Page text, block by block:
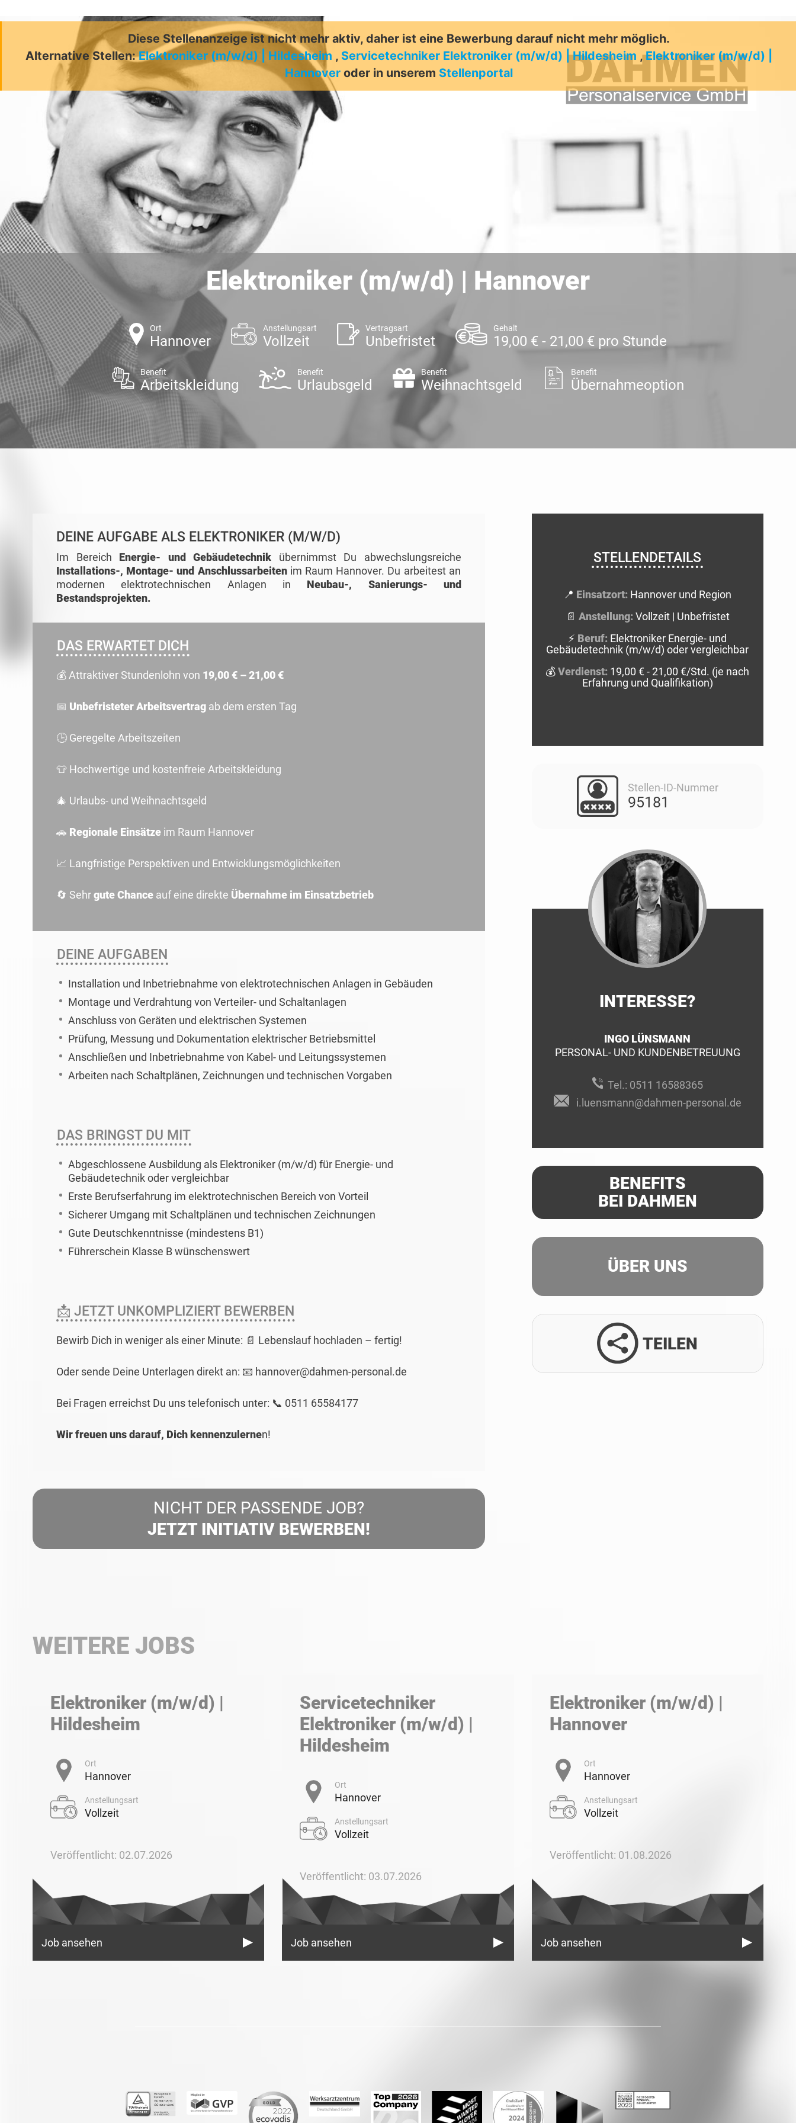
Diese Stellenanzeige ist nicht mehr aktiv, daher ist eine Bewerbung darauf nicht mehr möglich.
Alternative Stellen:Elektroniker (m/w/d) | Hildesheim , Servicetechniker Elektroniker (m/w/d) | Hildesheim ,Elektroniker (m/w/d) |
Hannover oder in unserem Stellenportal
Elektroniker (m/w/d) | Hannover
Ort
Hannover
Anstellungsart
Vollzeit
Vertragsart
Unbefristet
Gehalt
19,00 € - 21,00 € pro Stunde
Benefit
Arbeitskleidung
Benefit
Urlaubsgeld
Benefit
Weihnachtsgeld
Benefit
Übernahmeoption
DEINE AUFGABE ALS ELEKTRONIKER (M/W/D)
Im Bereich Energie- und Gebäudetechnik übernimmst Du abwechslungsreiche
Installations-, Montage- und Anschlussarbeitenim Raum Hannover. Du arbeitest an
modernen elektrotechnischen Anlagen in Neubau-, Sanierungs- und
Bestandsprojekten.
DAS ERWARTET DICH
💰 Attraktiver Stundenlohn von 19,00 € – 21,00 €
📅 Unbefristeter Arbeitsvertrag ab dem ersten Tag
🕒 Geregelte Arbeitszeiten
👕 Hochwertige und kostenfreie Arbeitskleidung
🎄 Urlaubs- und Weihnachtsgeld
🚗 Regionale Einsätze im Raum Hannover
📈 Langfristige Perspektiven und Entwicklungsmöglichkeiten
🔄 Sehrgute Chance auf eine direkte Übernahme im Einsatzbetrieb
DEINE AUFGABEN
Installation und Inbetriebnahme von elektrotechnischen Anlagen in Gebäuden
Montage und Verdrahtung von Verteiler- und Schaltanlagen
Anschluss von Geräten und elektrischen Systemen
Prüfung, Messung und Dokumentation elektrischer Betriebsmittel
Anschließen und Inbetriebnahme von Kabel- und Leitungssystemen
Arbeiten nach Schaltplänen, Zeichnungen und technischen Vorgaben
DAS BRINGST DU MIT
Abgeschlossene Ausbildung als Elektroniker (m/w/d) für Energie- und
Gebäudetechnik oder vergleichbar
Erste Berufserfahrung im elektrotechnischen Bereich von Vorteil
Sicherer Umgang mit Schaltplänen und technischen Zeichnungen
Gute Deutschkenntnisse (mindestens B1)
Führerschein Klasse B wünschenswert
📩 JETZT UNKOMPLIZIERT BEWERBEN
Bewirb Dich in weniger als einer Minute: 📄 Lebenslauf hochladen – fertig!
Oder sende Deine Unterlagen direkt an: 📧 hannover@dahmen-personal.de
Bei Fragen erreichst Du uns telefonisch unter: 📞 0511 65584177
Wir freuen uns darauf, Dich kennenzulernen!
NICHT DER PASSENDE JOB?
JETZT INITIATIV BEWERBEN!
STELLENDETAILS
📍 Einsatzort: Hannover und Region
📄 Anstellung:Vollzeit | Unbefristet
⚡ Beruf: Elektroniker Energie- und
Gebäudetechnik (m/w/d) oder vergleichbar
💰Verdienst: 19,00 € - 21,00 €/Std. (je nach
Erfahrung und Qualifikation)
Stellen-ID-Nummer
95181
INTERESSE?
INGO LÜNSMANN
PERSONAL- UND KUNDENBETREUUNG
Tel.: 0511 16588365
i.luensmann@dahmen-personal.de
BENEFITS
BEI DAHMEN
ÜBER UNS
TEILEN
WEITERE JOBS
Elektroniker (m/w/d) |
Hildesheim
Ort
Hannover
Anstellungsart
Vollzeit
Veröffentlicht: 02.07.2026
Job ansehen
Servicetechniker
Elektroniker (m/w/d) |
Hildesheim
Ort
Hannover
Anstellungsart
Vollzeit
Veröffentlicht: 03.07.2026
Job ansehen
Elektroniker (m/w/d) |
Hannover
Ort
Hannover
Anstellungsart
Vollzeit
Veröffentlicht: 01.08.2026
Job ansehen